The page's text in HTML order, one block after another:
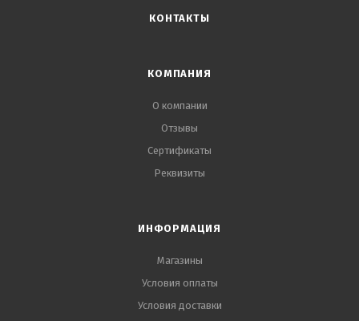
КОНТАКТЫ
КОМПАНИЯ
О компании
Отзывы
Сертификаты
Реквизиты
ИНФОРМАЦИЯ
Магазины
Условия оплаты
Условия доставки